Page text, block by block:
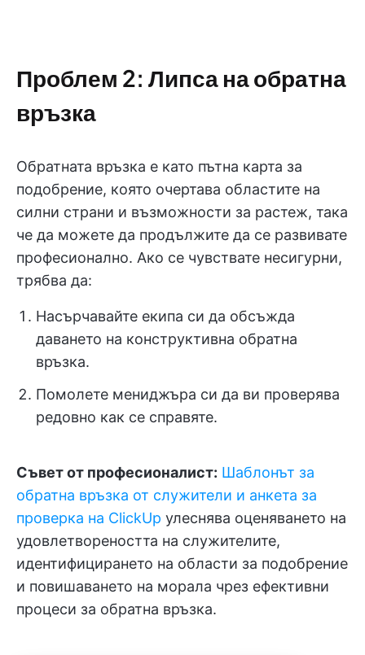
Проблем 2: Липса на обратна
връзка
Обратната връзка е като пътна карта за
подобрение, която очертава областите на
силни страни и възможности за растеж, така
че да можете да продължите да се развивате
професионално. Ако се чувствате несигурни,
трябва да:
Насърчавайте екипа си да обсъжда
даването на конструктивна обратна
връзка.
Помолете мениджъра си да ви проверява
редовно как се справяте.
Съвет от професионалист: Шаблонът за
обратна връзка от служители и анкета за
проверка на ClickUp улеснява оценяването на
удовлетвореността на служителите,
идентифицирането на области за подобрение
и повишаването на морала чрез ефективни
процеси за обратна връзка.